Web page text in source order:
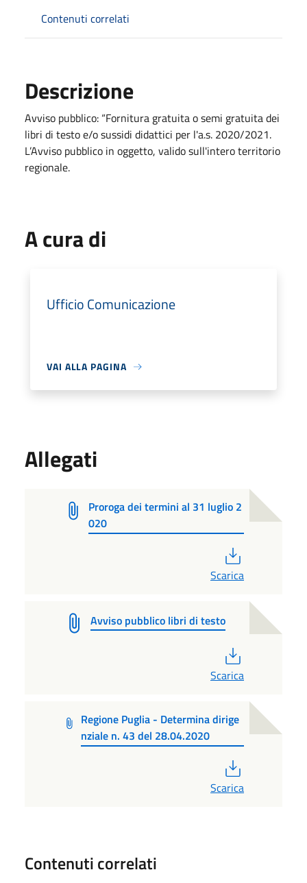
Contenuti correlati
Descrizione
Avviso pubblico: “Fornitura gratuita o semi gratuita dei
libri di testo e/o sussidi didattici per l'a.s. 2020/2021.
L’Avviso pubblico in oggetto, valido sull'intero territorio
regionale.
A cura di
Ufficio Comunicazione
VAI ALLA PAGINA
Allegati
Proroga dei termini al 31 luglio 2
020
Scarica
Avviso pubblico libri di testo
Scarica
Regione Puglia - Determina dirige
nziale n. 43 del 28.04.2020
Scarica
Contenuti correlati